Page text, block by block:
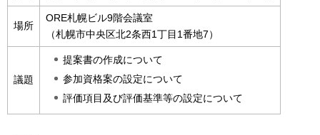
場所
ORE札幌ビル9階会議室
（札幌市中央区北2条西1丁目1番地7）
議題
提案書の作成について
参加資格案の設定について
評価項目及び評価基準等の設定について